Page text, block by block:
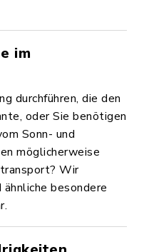
im
durchführen, die den
oder Sie benötigen
Sonn- und
möglicherweise
Wir
besondere